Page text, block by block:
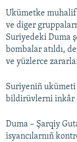
Ukümetke
ve diger
Suriyedeki Duma
bombalar atıldı,
ve yüzlerce
Suriyeniñ ukümeti
bildirüvlerni inkâr
Duma – Şarqiy
isyancılarnıñ